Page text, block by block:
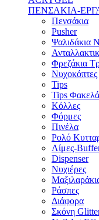
ΠΕΝΣΑΚΙΑ-
Πενσάκια
Pusher
Ψαλιδάκια
Φρεζάκια
Νυχοκόπτες
Tips
Tips
Κόλλες
Φόρμες
Πινέλα
Ρολό
Λίμες-
Dispenser
Νυχιέρες
Ράσπες
Διάφορα
Σκόνη